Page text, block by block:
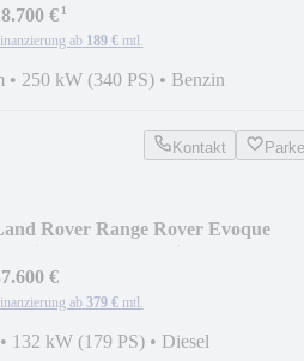
€¹
ab 189 € mtl.
• 250 kW (340 PS) • Benzin
Kontakt
Rover Range Rover Evoque
€
ab 379 € mtl.
• 132 kW (179 PS) • Diesel